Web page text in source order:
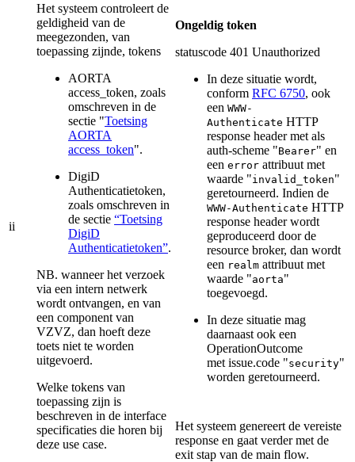
ii
Het systeem controleert de
geldigheid van de
meegezonden, van
toepassing zijnde, tokens
AORTA
access_token, zoals
omschreven in de
sectie "Toetsing
AORTA
access_token".
DigiD
Authenticatietoken,
zoals omschreven in
de sectie “Toetsing
DigiD
Authenticatietoken”.
NB. wanneer het verzoek
via een intern netwerk
wordt ontvangen, en van
een component van
VZVZ, dan hoeft deze
toets niet te worden
uitgevoerd.
Welke tokens van
toepassing zijn is
beschreven in de interface
specificaties die horen bij
deze use case.
Ongeldig token
statuscode 401 Unauthorized
In deze situatie wordt,
conform RFC 6750, ook
een WWW-
Authenticate HTTP
response header met als
auth-scheme "Bearer" en
een error attribuut met
waarde "invalid_token"
geretourneerd. Indien de
WWW-Authenticate HTTP
response header wordt
geproduceerd door de
resource broker, dan wordt
een realm attribuut met
waarde "aorta"
toegevoegd.
In deze situatie mag
daarnaast ook een
OperationOutcome
met issue.code "security"
worden geretourneerd.
Het systeem genereert de vereiste
response en gaat verder met de
exit stap van de main flow.